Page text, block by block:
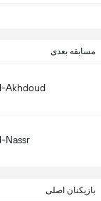
مسابقه بعدی
Akhdoud
Nassr
بازیکنان اصلی